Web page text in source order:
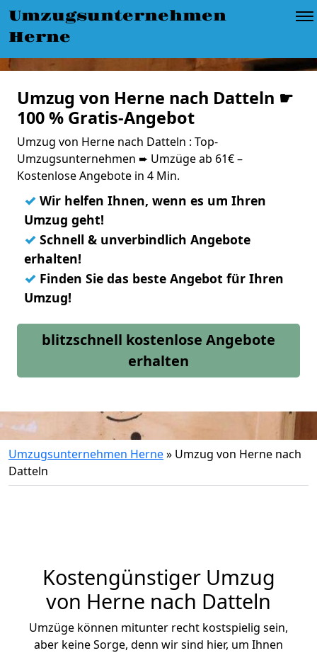
Umzugsunternehmen
Herne
Umzug von Herne nach Datteln ☛
100 % Gratis-Angebot
Umzug von Herne nach Datteln : Top-
Umzugsunternehmen ➨ Umzüge ab 61€ –
Kostenlose Angebote in 4 Min.
✓ Wir helfen Ihnen, wenn es um Ihren
Umzug geht!
✓ Schnell & unverbindlich Angebote
erhalten!
✓ Finden Sie das beste Angebot für Ihren
Umzug!
blitzschnell kostenlose Angebote
erhalten
Umzugsunternehmen Herne» Umzug von Herne nach
Datteln
Kostengünstiger Umzug
von Herne nach Datteln
Umzüge können mitunter recht kostspielig sein,
aber keine Sorge, denn wir sind hier, um Ihnen